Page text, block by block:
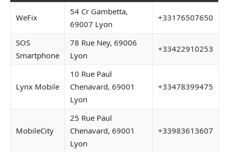
WeFix
54 Cr Gambetta,
69007 Lyon
+33176507650
SOS
Smartphone
78 Rue Ney, 69006
Lyon
+33422910253
Lynx Mobile
10 Rue Paul
Chenavard, 69001
Lyon
+33478399475
MobileCity
25 Rue Paul
Chenavard, 69001
Lyon
+33983613607